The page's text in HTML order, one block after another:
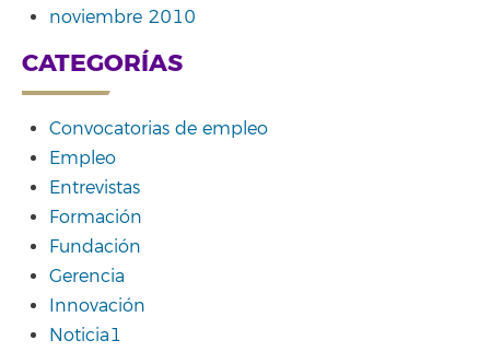
noviembre 2010
CATEGORÍAS
Convocatorias de empleo
Empleo
Entrevistas
Formación
Fundación
Gerencia
Innovación
Noticia1